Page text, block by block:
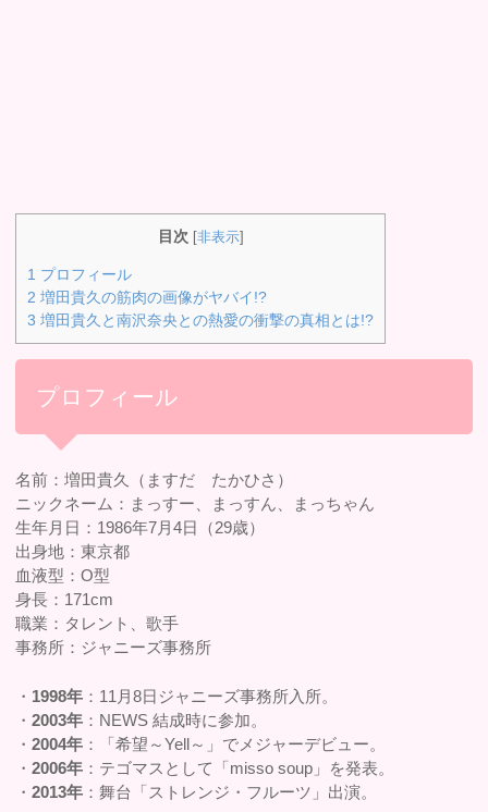
目次 [非表示]
1 プロフィール
2 増田貴久の筋肉の画像がヤバイ!?
3 増田貴久と南沢奈央との熱愛の衝撃の真相とは!?
プロフィール
名前：増田貴久（ますだ たかひさ）
ニックネーム：まっすー、まっすん、まっちゃん
生年月日：1986年7月4日（29歳）
出身地：東京都
血液型：O型
身長：171cm
職業：タレント、歌手
事務所：ジャニーズ事務所
・ 1998年 ：11月8日ジャニーズ事務所入所。
・2003年 ：NEWS 結成時に参加。
・2004年 ：「希望～Yell～」でメジャーデビュー。
・2006年 ：テゴマスとして「misso soup」を発表。
・2013年 ：舞台「ストレンジ・フルーツ」出演。